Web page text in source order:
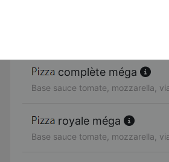
complète méga
Base sauce tomate, mozzarella,
royale méga
Base sauce tomate, mozzarella,